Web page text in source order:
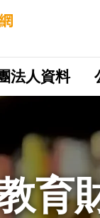
法人資料
育